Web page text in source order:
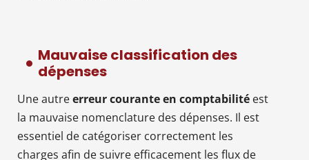
Mauvaise classification des
dépenses
Une autreerreur courante en comptabilité est
la mauvaise nomenclature des dépenses. Il est
essentiel de catégoriser correctement les
charges afin de suivre efficacement les flux de